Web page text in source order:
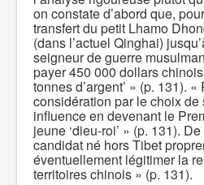
on constate d’abord que,
transfert du petit Lhamo
(dans l’actuel Qinghai)
seigneur de guerre
payer 450 000 dollars
tonnes d’argent’ » (p. 131).
considération par le choix de
influence en devenant le
jeune ‘dieu-roi’ » (p. 131).
candidat né hors Tibet
éventuellement légitimer la
territoires chinois » (p. 131).